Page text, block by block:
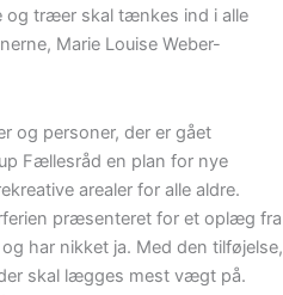
og træer skal tænkes ind i alle
Marie Louise Weber-
og personer, der er gået
Fællesråd en plan for nye
arealer for alle aldre.
præsenteret for et oplæg fra
har nikket ja. Med den tilføjelse,
skal lægges mest vægt på.